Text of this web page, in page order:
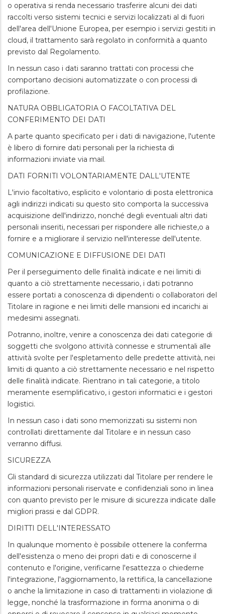
o operativa si renda necessario trasferire alcuni dei dati
raccolti verso sistemi tecnici e servizi localizzati al di fuori
dell'area dell'Unione Europea, per esempio i servizi gestiti in
cloud, il trattamento sarà regolato in conformità a quanto
previsto dal Regolamento.
In nessun caso i dati saranno trattati con processi che
comportano decisioni automatizzate o con processi di
profilazione.
NATURA OBBLIGATORIA O FACOLTATIVA DEL
CONFERIMENTO DEI DATI
A parte quanto specificato per i dati di navigazione, l'utente
è libero di fornire dati personali per la richiesta di
informazioni inviate via mail.
DATI FORNITI VOLONTARIAMENTE DALL'UTENTE
L'invio facoltativo, esplicito e volontario di posta elettronica
agli indirizzi indicati su questo sito comporta la successiva
acquisizione dell'indirizzo, nonché degli eventuali altri dati
personali inseriti, necessari per rispondere alle richieste,o a
fornire e a migliorare il servizio nell'interesse dell'utente.
COMUNICAZIONE E DIFFUSIONE DEI DATI
Per il perseguimento delle finalità indicate e nei limiti di
quanto a ciò strettamente necessario, i dati potranno
essere portati a conoscenza di dipendenti o collaboratori del
Titolare in ragione e nei limiti delle mansioni ed incarichi ai
medesimi assegnati.
Potranno, inoltre, venire a conoscenza dei dati categorie di
soggetti che svolgono attività connesse e strumentali alle
attività svolte per l'espletamento delle predette attività, nei
limiti di quanto a ciò strettamente necessario e nel rispetto
delle finalità indicate. Rientrano in tali categorie, a titolo
meramente esemplificativo, i gestori informatici e i gestori
logistici.
In nessun caso i dati sono memorizzati su sistemi non
controllati direttamente dal Titolare e in nessun caso
verranno diffusi.
SICUREZZA
Gli standard di sicurezza utilizzati dal Titolare per rendere le
informazioni personali riservate e confidenziali sono in linea
con quanto previsto per le misure di sicurezza indicate dalle
migliori prassi e dal GDPR.
DIRITTI DELL'INTERESSATO
In qualunque momento è possibile ottenere la conferma
dell'esistenza o meno dei propri dati e di conoscerne il
contenuto e l'origine, verificarne l'esattezza o chiederne
l'integrazione, l'aggiornamento, la rettifica, la cancellazione
o anche la limitazione in caso di trattamenti in violazione di
legge, nonché la trasformazione in forma anonima o di